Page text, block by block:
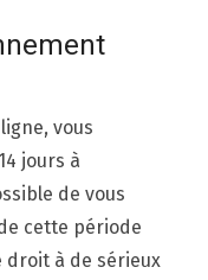
vous
jours à
de vous
cette période
droit à de sérieux